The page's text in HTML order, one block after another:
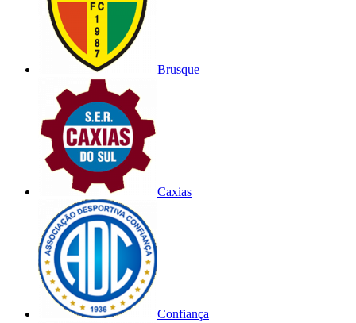
Brusque
Caxias
Confiança